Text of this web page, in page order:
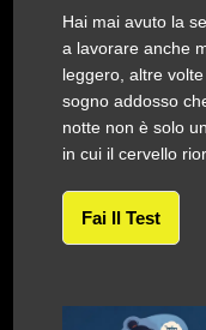
Hai mai avuto la
a lavorare anche
leggero, altre
sogno addosso
notte non è solo
in cui il cervello
Fai Il Test